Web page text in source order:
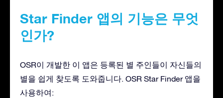
Star Finder 앱의 기능은 무엇
인가?
OSR이 개발한 이 앱은 등록된 별 주인들이 자신들의
별을 쉽게 찾도록 도와줍니다. OSR Star Finder 앱을
사용하여: